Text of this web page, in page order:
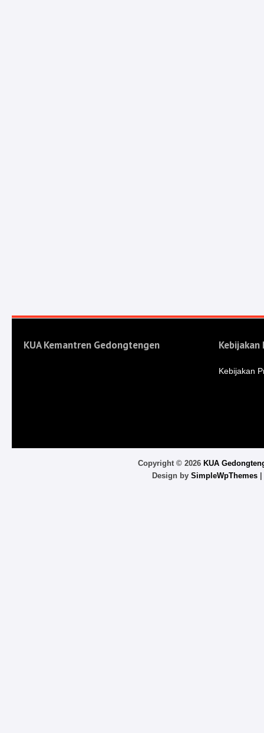
KUA Kemantren Gedongtengen Kebijakan
Kebijakan
Copyright © 2026 KUA
Design by SimpleWpThemes |